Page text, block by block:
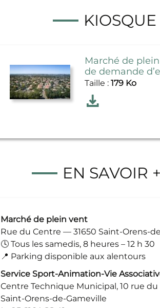
KIOSQUE
Marché de
de demande
Taille : 179 Ko
Télécharger
EN SAVOIR +
Marché de plein vent
Rue du Centre — 31650 Saint-Orens-
🕓Tous les samedis, 8 heures – 12 h 30
📍 Parking disponible aux alentours
Service Sport-Animation-Vie
Centre Technique Municipal, 10 rue du
Saint-Orens-de-Gameville